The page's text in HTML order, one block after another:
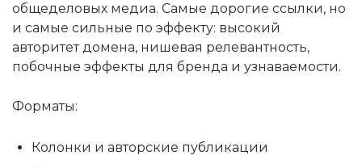
общеделовых медиа. Самые дорогие ссылки, но
и самые сильные по эффекту: высокий
авторитет домена, нишевая релевантность,
побочные эффекты для бренда и узнаваемости.
Форматы:
Колонки и авторские публикации